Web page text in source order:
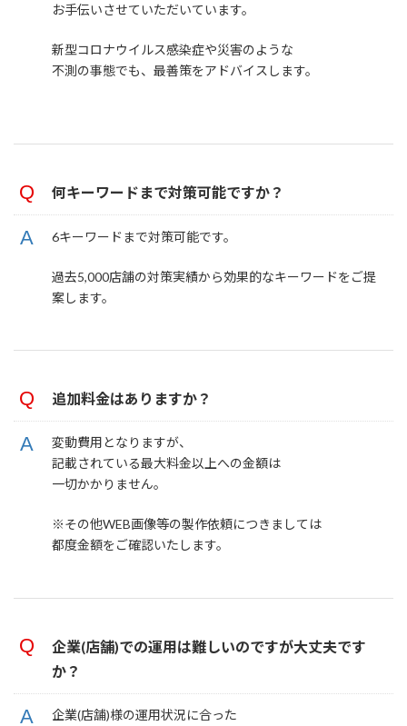
お手伝いさせていただいています。
新型コロナウイルス感染症や災害のような
不測の事態でも、最善策をアドバイスします。
何キーワードまで対策可能ですか？
6キーワードまで対策可能です。
過去5,000店舗の対策実績から効果的なキーワードをご提
案します。
追加料金はありますか？
変動費用となりますが、
記載されている最大料金以上への金額は
一切かかりません。
※その他WEB画像等の製作依頼につきましては
都度金額をご確認いたします。
企業(店舗)での運用は難しいのですが大丈夫です
か？
企業(店舗)様の運用状況に合った